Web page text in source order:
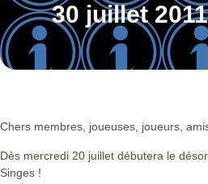
30 juillet
Chers membres, joueuses, joueurs,
Dès mercredi 20 juillet débutera le
Singes !